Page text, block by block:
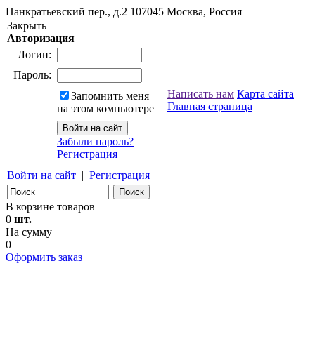
Панкратьевский пер., д.2 107045 Москва, Россия
Закрыть
Авторизация
Логин:
Пароль:
Запомнить меня
на этом компьютере
Забыли пароль?
Регистрация
Войти на сайт | Регистрация
Написать нам Карта сайта
Главная страница
В корзине товаров
0 шт.
На сумму
0
Оформить заказ